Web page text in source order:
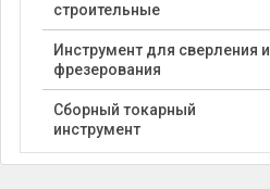
строительные
Инструмент для сверления и
фрезерования
Сборный токарный
инструмент